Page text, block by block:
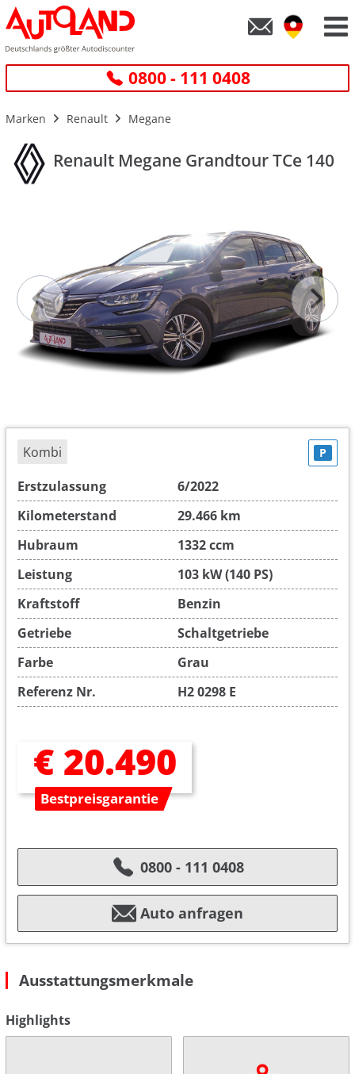
0800 - 111 0408
Marken Renault Megane
Renault Megane Grandtour TCe 140
Kombi P
Erstzulassung
6/2022
Kilometerstand
29.466 km
Hubraum
1332 ccm
Leistung
103 kW (140 PS)
Kraftstoff
Benzin
Getriebe
Schaltgetriebe
Farbe
Grau
Referenz Nr.
H2 0298 E
€ 20.490
Bestpreisgarantie
0800 - 111 0408
Auto anfragen
Ausstattungsmerkmale
Highlights